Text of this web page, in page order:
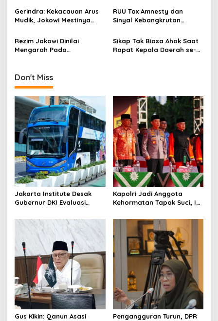
t
o
Gerindra: Kekacauan Arus
Mudik, Jokowi Mestinya
RUU Tax Amnesty dan
Sinyal Kebangkrutan
Rezim Jokowi Dinilai
Mengarah Pada
Sikap Tak Biasa Ahok Saat
Rapat Kepala Daerah se-
Don't Miss
Jakarta Institute Desak
Gubernur DKI Evaluasi
Penumpang Diturunkan
Kapolri Jadi Anggota
Kehormatan Tapak Suci, Ini
Gus Kikin: Qanun Asasi Pengangguran Turun, DPR